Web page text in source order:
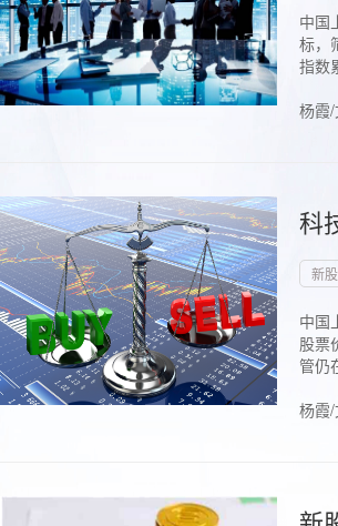
中国
标，
指数
杨霞
科
新
中国
股票
管仍
杨霞